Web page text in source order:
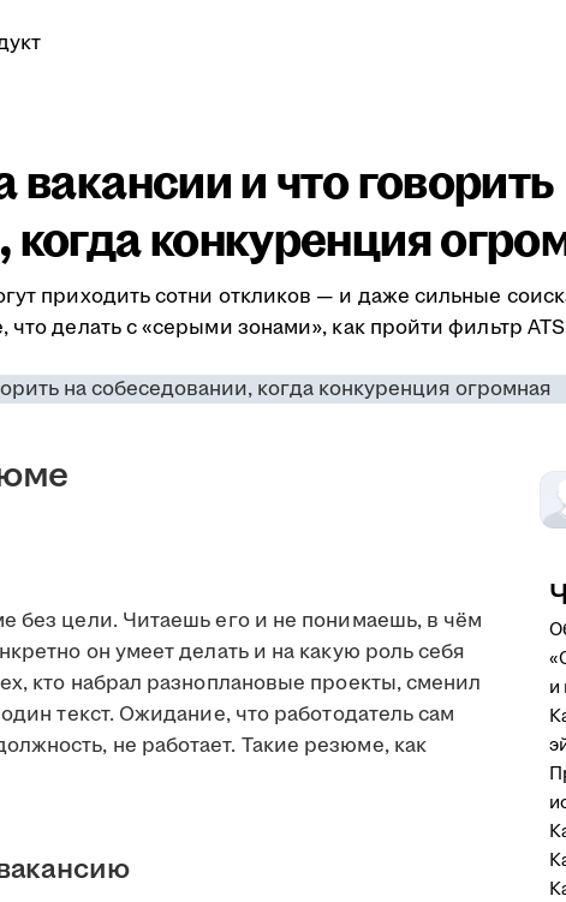
вакансии и что говорить
конкуренция
приходить сотни откликов — и даже сильные
делать с «серыми зонами», как пройти фильтр
без цели. Читаешь его и не понимаешь, в чём
он умеет делать и на какую роль себя
кто набрал разноплановые проекты, сменил
текст. Ожидание, что работодатель сам
не работает. Такие резюме, как
и